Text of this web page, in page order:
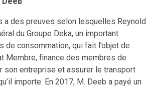
a des preuves selon lesquelles Reynold
du Groupe Deka, un important
de consommation, qui fait l’objet de
Membre, finance des membres de
son entreprise et assurer le transport
importe. En 2017, M. Deeb a payé un